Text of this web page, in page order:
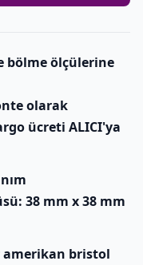
bölme ölçülerine
olarak
ücreti ALICI'ya
38 mm x 38 mm
amerikan bristol